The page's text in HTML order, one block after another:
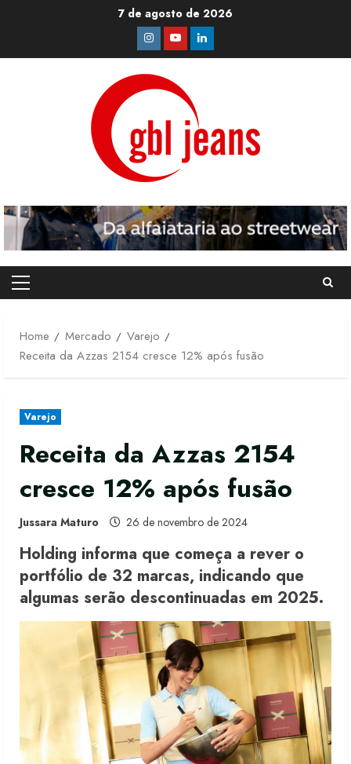
7 de agosto de 2026
Instagram
YoutubeLinkedin
Primary
Home
Mercado
Varejo
Receita da Azzas 2154 cresce 12% após fusão
Varejo
Receita da Azzas 2154
cresce 12% após fusão
Jussara Maturo 26 de novembro de 2024
Holding informa que começa a rever o
portfólio de 32 marcas, indicando que
algumas serão descontinuadas em 2025.